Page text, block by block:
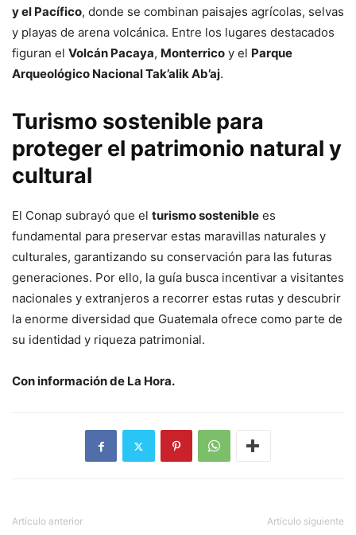
y el Pacífico, donde se combinan paisajes agrícolas, selvas
y playas de arena volcánica. Entre los lugares destacados
figuran el Volcán Pacaya, Monterrico y el Parque
Arqueológico Nacional Tak’alik Ab’aj.
Turismo sostenible para
proteger el patrimonio natural y
cultural
El Conap subrayó que el turismo sostenible es
fundamental para preservar estas maravillas naturales y
culturales, garantizando su conservación para las futuras
generaciones. Por ello, la guía busca incentivar a visitantes
nacionales y extranjeros a recorrer estas rutas y descubrir
la enorme diversidad que Guatemala ofrece como parte de
su identidad y riqueza patrimonial.
Con información de La Hora.
Artículo anterior Artículo siguiente